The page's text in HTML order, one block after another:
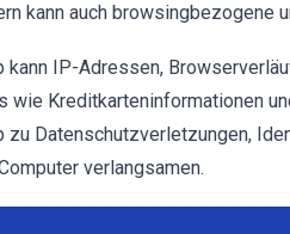
kann auch browsingbezogene
kann IP-Adressen,
wie Kreditkarteninformationen
zu Datenschutzverletzungen,
verlangsamen.